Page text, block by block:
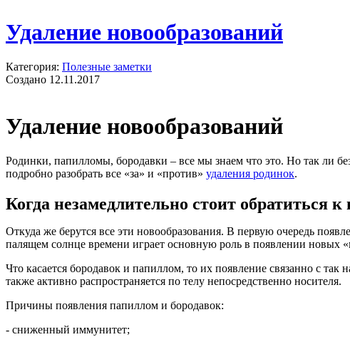
Удаление новообразований
Категория: Полезные заметки
Создано 12.11.2017
Удаление новообразований
Родинки, папилломы, бородавки – все мы знаем что это. Но так ли
подробно разобрать все «за» и «против» удаления родинок.
Когда незамедлительно стоит обратиться к
Откуда же берутся все эти новообразования. В первую очередь
палящем солнце времени играет основную роль в появлении новых
Что касается бородавок и папиллом, то их появление связанно с
также активно распространяется по телу непосредственно носителя.
Причины появления папиллом и бородавок:
- сниженный иммунитет;